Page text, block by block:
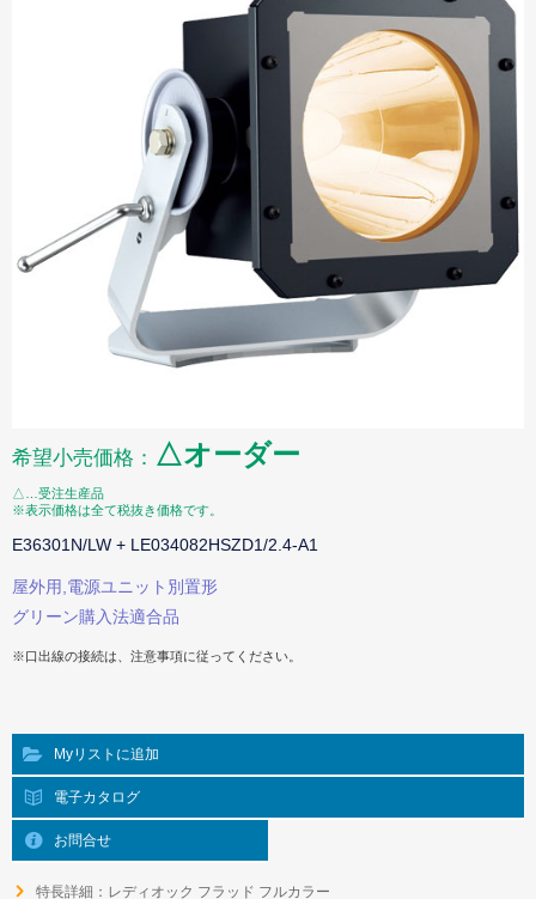
希望小売価格： △オーダー
△…受注生産品
※表示価格は全て税抜き価格です。
E36301N/LW + LE034082HSZD1/2.4-A1
屋外用,電源ユニット別置形
グリーン購入法適合品
※口出線の接続は、注意事項に従ってください。
Myリストに追加
電子カタログ
お問合せ
特長詳細：レディオック フラッド フルカラー